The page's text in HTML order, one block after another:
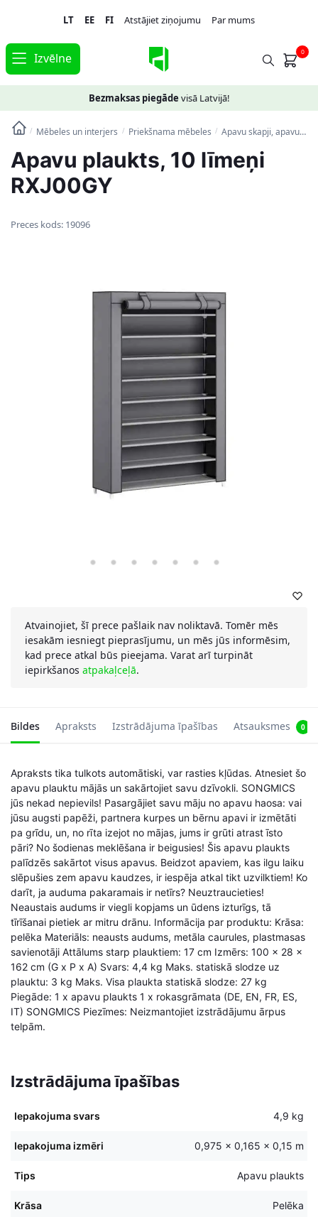
navigation
content
LT EE FI Atstājiet ziņojumu Par mums
Izvēlne 0
Bezmaksas piegāde visā Latvijā!
/ Mēbeles un interjers / Priekšnama mēbeles / Apavu skapji, apavu plaukti, priekšnama soliņi
Apavu plaukts, 10 līmeņi
RXJ00GY
Preces kods: 19096
Atvainojiet, šī prece pašlaik nav noliktavā. Tomēr mēs
iesakām iesniegt pieprasījumu, un mēs jūs informēsim,
kad prece atkal būs pieejama. Varat arī turpināt
iepirkšanos atpakaļceļā.
Bildes Apraksts Izstrādājuma īpašības Atsauksmes 0
Apraksts tika tulkots automātiski, var rasties kļūdas. Atnesiet šo
apavu plauktu mājās un sakārtojiet savu dzīvokli. SONGMICS
jūs nekad nepievils! Pasargājiet savu māju no apavu haosa: vai
jūsu augsti papēži, partnera kurpes un bērnu apavi ir izmētāti
pa grīdu, un, no rīta izejot no mājas, jums ir grūti atrast īsto
pāri? No šodienas meklēšana ir beigusies! Šis apavu plaukts
palīdzēs sakārtot visus apavus. Beidzot apaviem, kas ilgu laiku
slēpušies zem apavu kaudzes, ir iespēja atkal tikt uzvilktiem! Ko
darīt, ja auduma pakaramais ir netīrs? Neuztraucieties!
Neaustais audums ir viegli kopjams un ūdens izturīgs, tā
tīrīšanai pietiek ar mitru drānu. Informācija par produktu: Krāsa:
pelēka Materiāls: neausts audums, metāla caurules, plastmasas
savienotāji Attālums starp plauktiem: 17 cm Izmērs: 100 x 28 x
162 cm (G x P x A) Svars: 4,4 kg Maks. statiskā slodze uz
plauktu: 3 kg Maks. Visa plaukta statiskā slodze: 27 kg
Piegāde: 1 x apavu plaukts 1 x rokasgrāmata (DE, EN, FR, ES,
IT) SONGMICS Piezīmes: Neizmantojiet izstrādājumu ārpus
telpām.
Izstrādājuma īpašības
Iepakojuma svars 4,9 kg
Iepakojuma izmēri 0,975 × 0,165 × 0,15 m
Tips Apavu plaukts
Krāsa Pelēka